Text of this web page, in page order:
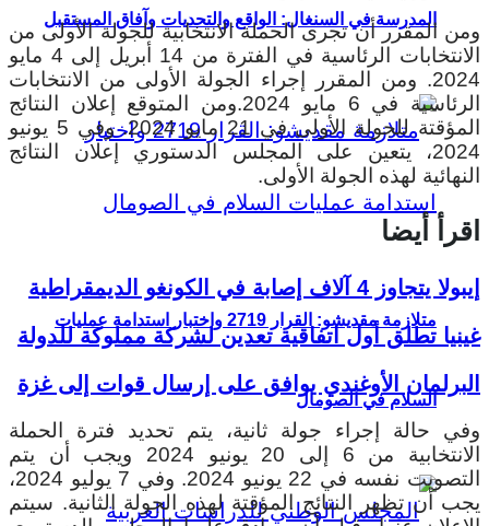
المدرسة في السنغال: الواقع والتحديات وآفاق المستقبل
متلازمة مقديشو: القرار 2719 واختبار استدامة عمليات
السلام في الصومال
ومن المقرر أن تجرى الحملة الانتخابية للجولة الأولى من
الانتخابات الرئاسية في الفترة من 14 أبريل إلى 4 مايو
2024.
ومن المقرر إجراء الجولة الأولى من الانتخابات
الرئاسية في 6 مايو 2024.ومن المتوقع إعلان النتائج
المؤقتة للجولة الأولى في 21 مايو 2024. وفي 5 يونيو
2024، يتعين على المجلس الدستوري إعلان النتائج
النهائية لهذه الجولة الأولى.
اقرأ أيضا
إيبولا يتجاوز 4 آلاف إصابة في الكونغو الديمقراطية
غينيا تطلق أول اتفاقية تعدين لشركة مملوكة للدولة
البرلمان الأوغندي يوافق على إرسال قوات إلى غزة
وفي حالة إجراء جولة ثانية، يتم تحديد فترة الحملة
الانتخابية من 6 إلى 20 يونيو 2024 ويجب أن يتم
التصويت نفسه في 22 يونيو 2024. وفي 7 يوليو 2024،
يجب أن تظهر النتائج المؤقتة لهذه الجولة الثانية. سيتم